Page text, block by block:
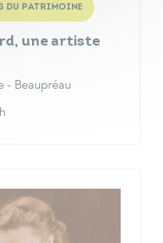
DU PATRIMOINE
une artiste
- Beaupréau